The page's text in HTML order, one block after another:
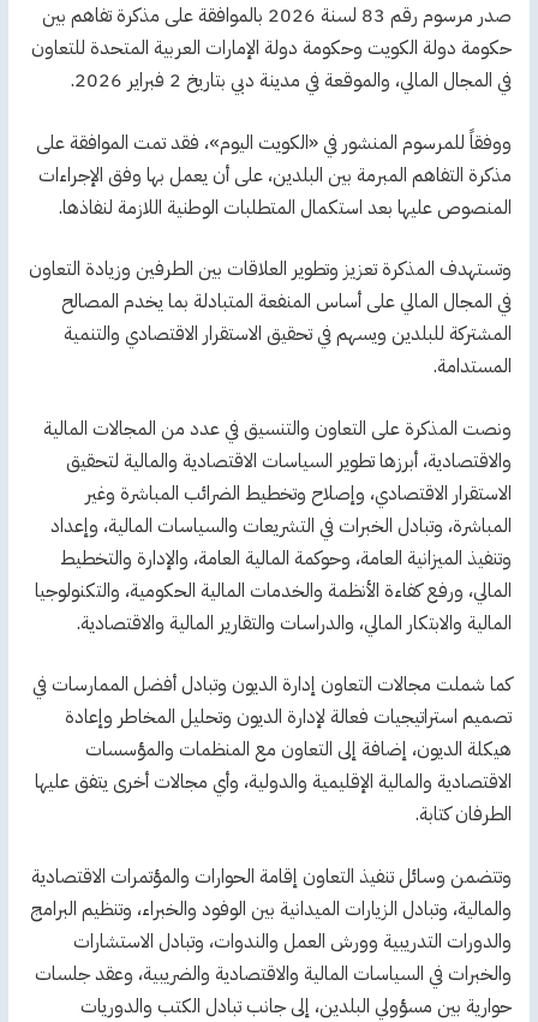
صدر مرسوم رقم 83 لسنة 2026 بالموافقة على مذكرة تفاهم بين
حكومة دولة الكويت وحكومة دولة الإمارات العربية المتحدة للتعاون
في المجال المالي، والموقعة في مدينة دبي بتاريخ 2 فبراير 2026.
ووفقاً للمرسوم المنشور في «الكويت اليوم»، فقد تمت الموافقة على
مذكرة التفاهم المبرمة بين البلدين، على أن يعمل بها وفق الإجراءات
المنصوص عليها بعد استكمال المتطلبات الوطنية اللازمة لنفاذها.
وتستهدف المذكرة تعزيز وتطوير العلاقات بين الطرفين وزيادة التعاون
في المجال المالي على أساس المنفعة المتبادلة بما يخدم المصالح
المشتركة للبلدين ويسهم في تحقيق الاستقرار الاقتصادي والتنمية
المستدامة.
ونصت المذكرة على التعاون والتنسيق في عدد من المجالات المالية
والاقتصادية، أبرزها تطوير السياسات الاقتصادية والمالية لتحقيق
الاستقرار الاقتصادي، وإصلاح وتخطيط الضرائب المباشرة وغير
المباشرة، وتبادل الخبرات في التشريعات والسياسات المالية، وإعداد
وتنفيذ الميزانية العامة، وحوكمة المالية العامة، والإدارة والتخطيط
المالي، ورفع كفاءة الأنظمة والخدمات المالية الحكومية، والتكنولوجيا
المالية والابتكار المالي، والدراسات والتقارير المالية والاقتصادية.
كما شملت مجالات التعاون إدارة الديون وتبادل أفضل الممارسات في
تصميم استراتيجيات فعالة لإدارة الديون وتحليل المخاطر وإعادة
هيكلة الديون، إضافة إلى التعاون مع المنظمات والمؤسسات
الاقتصادية والمالية الإقليمية والدولية، وأي مجالات أخرى يتفق عليها
الطرفان كتابة.
وتتضمن وسائل تنفيذ التعاون إقامة الحوارات والمؤتمرات الاقتصادية
والمالية، وتبادل الزيارات الميدانية بين الوفود والخبراء، وتنظيم البرامج
والدورات التدريبية وورش العمل والندوات، وتبادل الاستشارات
والخبرات في السياسات المالية والاقتصادية والضريبية، وعقد جلسات
حوارية بين مسؤولي البلدين، إلى جانب تبادل الكتب والدوريات